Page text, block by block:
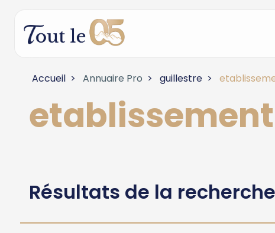
Accueil Annuaire Pro guillestre
Résultats de la recherche